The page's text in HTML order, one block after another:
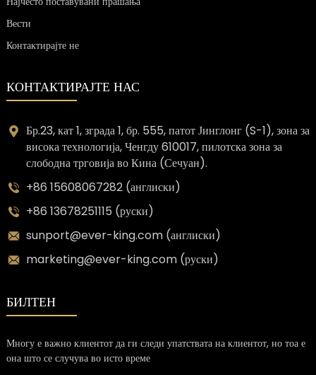
Вести
Контактирајте не
КОНТАКТИРАЈТЕ НАС
Бр.23, кат 1, зграда 1, бр. 555, патот Јинглонг (S-1), зона за
висока технологија, Ченгду 610017, пилотска зона за
слободна трговија во Кина (Сечуан).
+86 15608067282 (англиски)
+86 13678251115 (руски)
sunport@ever-king.com (англиски)
marketing@ever-king.com (руски)
БИЛТЕН
Многу е важно клиентот да ги следи упатствата на клиентот, но тоа е
она што се случува во исто време